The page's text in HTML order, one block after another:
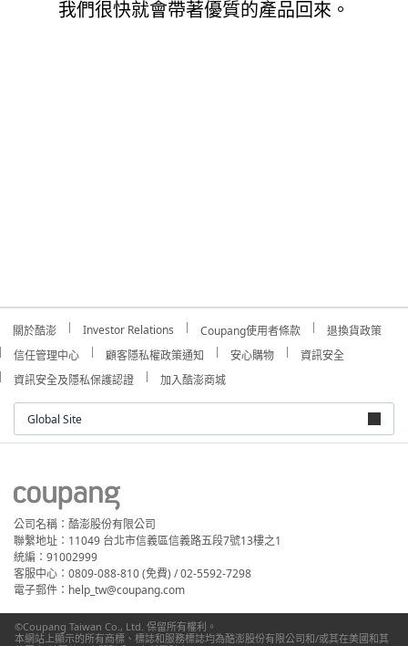
我們很快就會帶著優質的產品回來。
關於酷澎 Investor Relations Coupang使用者條款
退換貨政策
信任管理中心
顧客隱私權政策通知 安心購物
資訊安全
資訊安全及隱私保護認證
加入酷澎商城
Global Site
公司名稱：酷澎股份有限公司
聯繫地址：11049 台北市信義區信義路五段7號13樓之1
統編：91002999
客服中心：0809-088-810 (免費) / 02-5592-7298
電子郵件：help_tw@coupang.com
©Coupang Taiwan Co., Ltd. 保留所有權利。
本網站上顯示的所有商標、標誌和服務標誌均為酷澎股份有限公司和/或其在美國和其